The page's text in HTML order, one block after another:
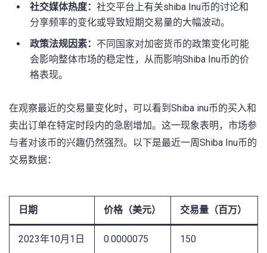
社交媒体热度： 社交平台上有关shiba Inu币的讨论和
分享频率的变化或导致短期交易量的大幅波动。
政策法规因素： 不同国家对加密货币的政策变化可能
会影响整体市场的稳定性，从而影响Shiba Inu币的价
格表现。
在观察最近的交易量变化时，可以看到Shiba⁤ inu币的买入和
卖出订单在特定时段内的急剧增加。这一现象表明，市场参
与者对该币的兴趣仍然强烈。以下是最近一周Shiba Inu币的
交易数据：
日期 价格（美元） 交易量（百万）
2023年10月1日 0.0000075 150